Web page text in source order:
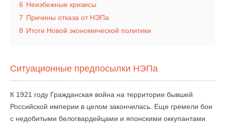
6 Неизбежные кризисы
7 Причины отказа от НЭПа
8 Итоги Новой экономической политики
Ситуационные предпосылки НЭПа
К 1921 году Гражданская война на территории бывшей
Российской империи в целом закончилась. Еще гремели бои
с недобитыми белогвардейцами и японскими оккупантами